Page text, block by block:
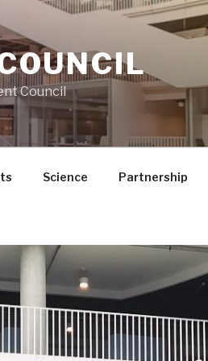
Council
Science Partnership